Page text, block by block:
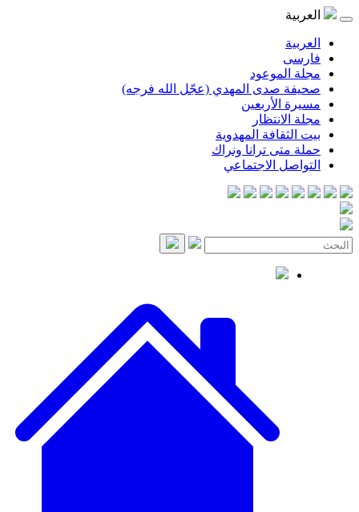
المهدي (عجّل الله فرجه)
المهدوية
ترانا ونراك
الاجتماعي